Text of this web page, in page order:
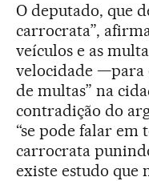
O deputado, que
carrocrata”,
veículos e as
velocidade —para
de multas” na
contradição do
“se pode falar em
carrocrata
existe estudo que